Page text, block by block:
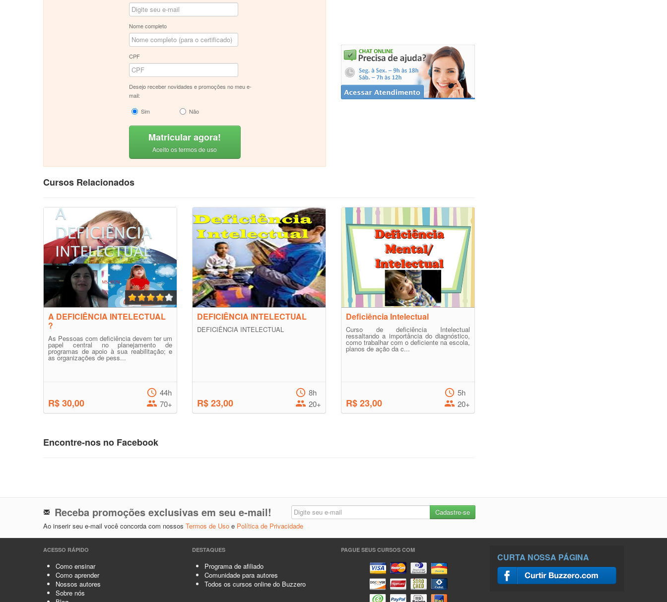
Nome completo
CPF
Desejo receber novidades e promoções no meu e-
mail:
Sim
Não
Matricular agora!
Aceito os termos de uso
Cursos Relacionados
A DEFICIÊNCIA INTELECTUAL
?
As Pessoas com deficiência devem ter um
papel central no planejamento de
programas de apoio à sua reabilitação; e
as organizações de pess...
R$ 30,00
44h
70+
DEFICIÊNCIA INTELECTUAL
DEFICIÊNCIA INTELECTUAL
R$ 23,00
8h
20+
Deficiência Intelectual
Curso de deficiência Intelectual
ressaltando a importância do diagnóstico,
como trabalhar com o deficiente na escola,
planos de ação da c...
R$ 23,00
5h
20+
Encontre-nos no Facebook
Receba promoções exclusivas em seu e-mail!
Ao inserir seu e-mail você concorda com nossos Termos de Uso e Política de Privacidade
ACESSO RÁPIDO
Como ensinar
Como aprender
Nossos autores
Sobre nós
DESTAQUES
Programa de afiliado
Comunidade para autores
Todos os cursos online do Buzzero
PAGUE SEUS CURSOS COM
CURTA NOSSA PÁGINA